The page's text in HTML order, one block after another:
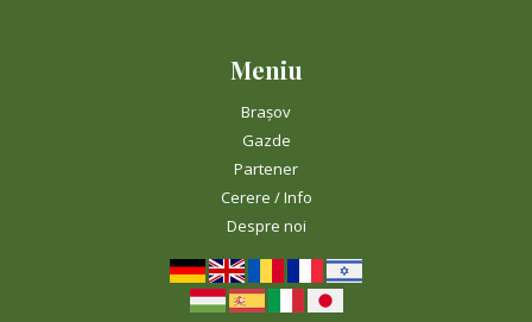
Meniu
Brașov
Gazde
Partener
Cerere / Info
Despre noi